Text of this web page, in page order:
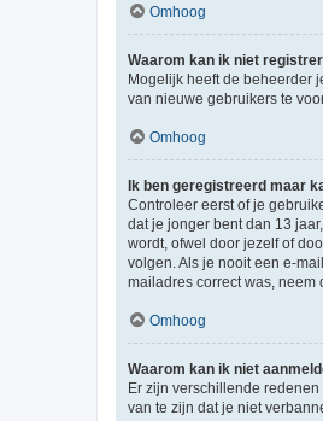
Omhoog
Waarom kan ik niet
Mogelijk heeft de beheerder
van nieuwe gebruikers te
Omhoog
Ik ben geregistreerd maar
Controleer eerst of je
dat je jonger bent dan 13
wordt, ofwel door jezelf of
volgen. Als je nooit een e-
mailadres correct was, neem
Omhoog
Waarom kan ik niet
Er zijn verschillende
van te zijn dat je niet